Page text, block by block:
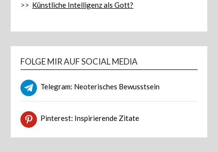
>> Künstliche Intelligenz als Gott?
FOLGE MIR AUF SOCIAL MEDIA
Telegram: Neoterisches Bewusstsein
Pinterest: Inspirierende Zitate